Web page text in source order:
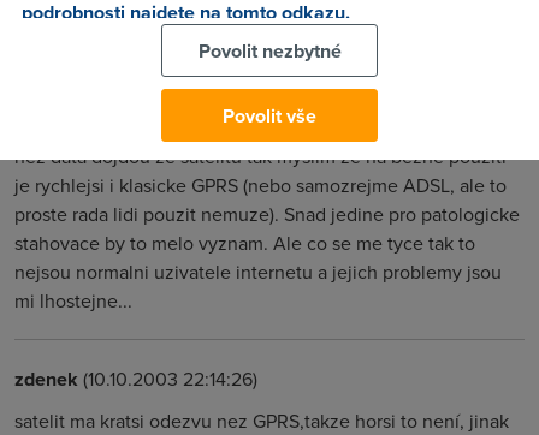
(7.10.2003 11:44:56)
GPRS ma prave pomalejsi komunikaci z pocitace ven. Takze
kdyz vezmu v potaz rychlost 1 az 2 kanalu GPRS plus doba
nez data dojdou ze satelitu tak myslim ze na bezne pouziti
je rychlejsi i klasicke GPRS (nebo samozrejme ADSL, ale to
proste rada lidi pouzit nemuze). Snad jedine pro patologicke
stahovace by to melo vyznam. Ale co se me tyce tak to
nejsou normalni uzivatele internetu a jejich problemy jsou
mi lhostejne...
zdenek (10.10.2003 22:14:26)
satelit ma kratsi odezvu nez GPRS,takze horsi to není, jinak
podrobnosti najdete na tomto odkazu.
Povolit nezbytné
Povolit vše